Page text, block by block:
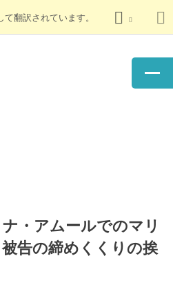
翻訳されています。
・アムールでのマリ
告の締めくくりの挨